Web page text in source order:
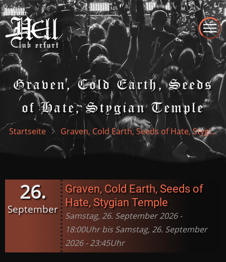
Direkt
zum
Inhalt
Graven, Cold Earth, Seeds
of Hate, Stygian Temple
Startseite Graven, Cold Earth, Seeds of Hate, Stygi...
26.
September
Graven, Cold Earth, Seeds of
Hate, Stygian Temple
Samstag, 26. September 2026 -
18:00Uhr bis Samstag, 26. September
2026 - 23:45Uhr